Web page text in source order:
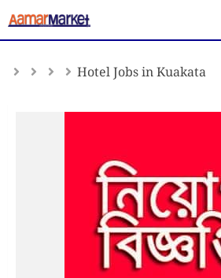
Skip
to
Hotel Jobs in Kuakata